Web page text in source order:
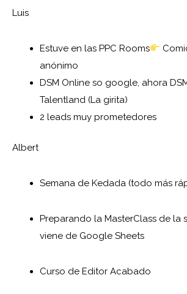
Luis
Estuve en las PPC Rooms
anónimo
DSM Online so google, ahora
Talentland (La girita)
2 leads muy prometedores
Albert
Semana de Kedada (todo más
Preparando la MasterClass de la
viene de Google Sheets
Curso de Editor Acabado